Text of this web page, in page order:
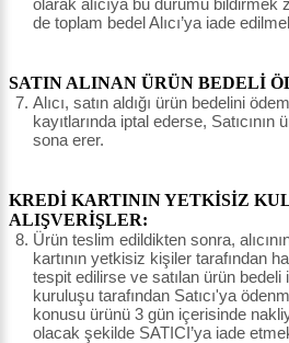
de toplam bedel Alıcı’ya iade
SATIN ALINAN ÜRÜN BEDELİ
Alıcı, satın aldığı ürün bedelini
kayıtlarında iptal ederse,
sona erer.
KREDİ KARTININ YETKİSİZ
ALIŞVERİŞLER:
Ürün teslim edildikten sonra,
kartının yetkisiz kişiler tarafından
tespit edilirse ve satılan ürün
kuruluşu tarafından Satıcı'ya
konusu ürünü 3 gün içerisinde
olacak şekilde SATICI’ya iade